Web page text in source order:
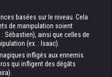
basées sur le niveau. Cela
de manipulation soient
Sébastien), ainsi que celles de
(ex. : Isaac).
infligés aux ennemis.
qui infligent des dégâts